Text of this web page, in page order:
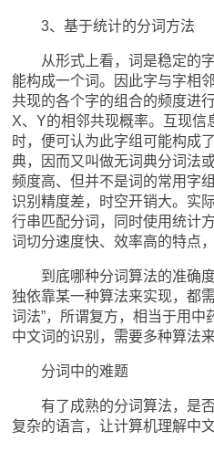
3、基于统计的分词方法
从形式上看，词是稳定的字
能构成一个词。因此字与字相
共现的各个字的组合的频度进
X、Y的相邻共现概率。互现信
时，便可认为此字组可能构成
典，因而又叫做无词典分词法
频度高、但并不是词的常用字组
识别精度差，时空开销大。实
行串匹配分词，同时使用统计
词切分速度快、效率高的特点
到底哪种分词算法的准确度
独依靠某一种算法来实现，都
词法”，所谓复方，相当于用
中文词的识别，需要多种算法
分词中的难题
有了成熟的分词算法，是否
复杂的语言，让计算机理解中